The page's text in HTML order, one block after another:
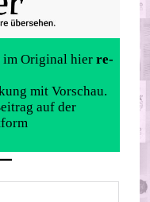
im Original hier re-
mit Vorschau.
auf der